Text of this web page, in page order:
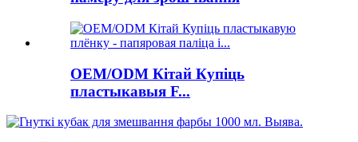
OEM/ODM Кітай Купіць
пластыкавыя F...